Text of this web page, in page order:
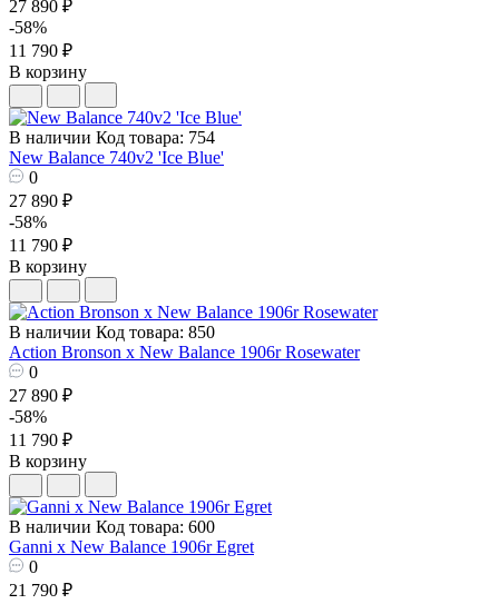
27 890 ₽
-58%
11 790 ₽
В корзину
В наличии Код товара: 754
New Balance 740v2 'Ice Blue'
0
27 890 ₽
-58%
11 790 ₽
В корзину
В наличии Код товара: 850
Action Bronson x New Balance 1906r Rosewater
0
27 890 ₽
-58%
11 790 ₽
В корзину
В наличии Код товара: 600
Ganni x New Balance 1906r Egret
0
21 790 ₽